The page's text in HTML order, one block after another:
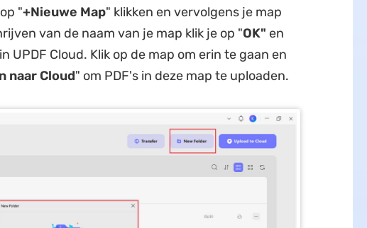
"+Nieuwe Map" klikken en vervolgens je map
van de naam van je map klik je op "OK" en
UPDF Cloud. Klik op de map om erin te gaan en
naar Cloud" om PDF's in deze map te uploaden.